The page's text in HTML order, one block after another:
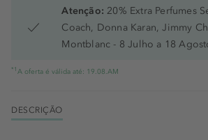
Atenção: 20% Extra Perfumes
Coach, Donna Karan, Jimmy
Montblanc - 8 Julho a 18
*1 A oferta é válida até: 19.08.AM
DESCRIÇÃO